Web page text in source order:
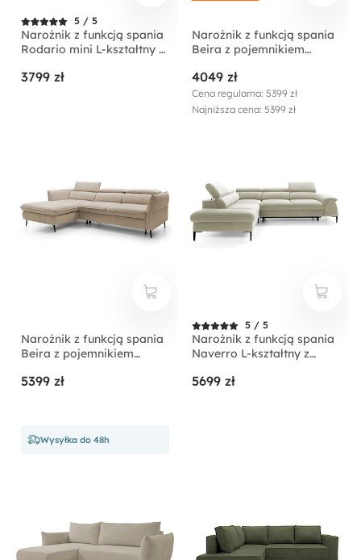
5 / 5
Narożnik z funkcją spania
Rodario mini L-kształtny z
ciemnobeżowy sztruks
3799 zł
Narożnik z funkcją spania
Beira z pojemnikiem
4049 zł
Cena regularna: 5399 zł
Najniższa cena: 5399 zł
Narożnik z funkcją spania
Beira z pojemnikiem
5399 zł
Wysyłka do 48h
5 / 5
Narożnik z funkcją spania
Naverro L-kształtny z
velvet hydrofobowy
5699 zł